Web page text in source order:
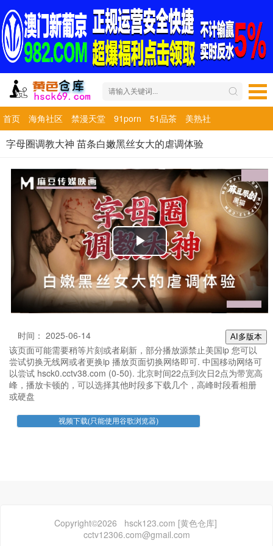
首页 海角社区 禁漫天堂 91porn 51品茶 美熟社
字母圈调教大神 苗条白嫩黑丝女大的虐调体验
AI多版本
时间： 2025-06-14
该页面可能需要稍等片刻或者刷新，部分播放源禁止美国ip 您可以
尝试切换无线网或者更换ip 播放页面切换网络即可. 中国移动网络可
以尝试 hsck0.cctv38.com (0-50). 北京时间22点到次日2点为带宽高
峰，播放卡顿的，可以选择其他时段多下载几个，高峰时段看相册
或硬盘
Copyright©2026 hsck123.com [黄色仓库]
cctv12306.com@gmail.com